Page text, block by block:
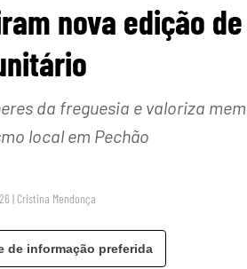
nova edição
da freguesia e valoriza
local em Pechão
| Cristina Mendonça
de informação preferida